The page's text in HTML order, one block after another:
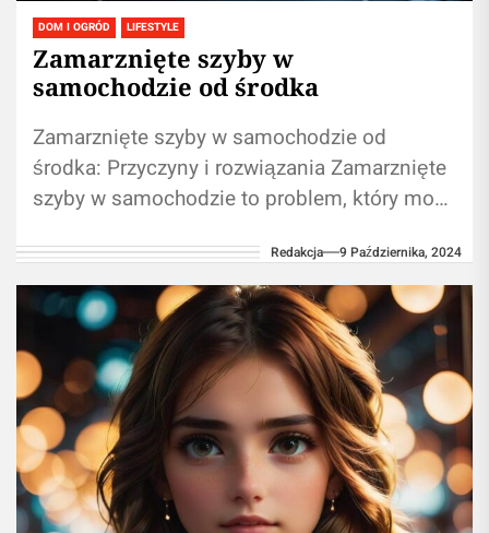
DOM I OGRÓD LIFESTYLE
Zamarznięte szyby w
samochodzie od środka
Zamarznięte szyby w samochodzie od
środka: Przyczyny i rozwiązania Zamarznięte
szyby w samochodzie to problem, który może
kiedy...
Redakcja 9 Października, 2024